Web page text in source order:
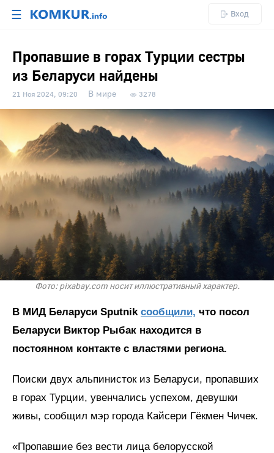
☰ Вход
Пропавшие в горах Турции сестры
из Беларуси найдены
21 Ноя 2024, 09:20 В мире 3278
Фото: pixabay.com носит иллюстративный характер.
В МИД Беларуси Sputnik сообщили, что посол
Беларуси Виктор Рыбак находится в
постоянном контакте с властями региона.
Поиски двух альпинисток из Беларуси, пропавших
в горах Турции, увенчались успехом, девушки
живы, сообщил мэр города Кайсери Гёкмен Чичек.
«Пропавшие без вести лица белорусской